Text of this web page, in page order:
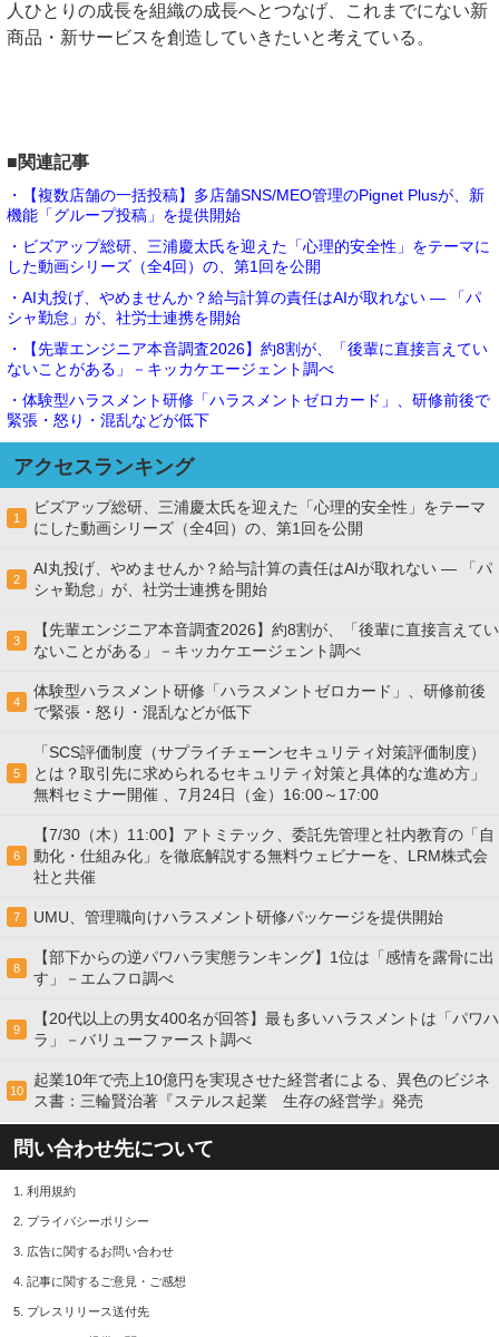
人ひとりの成長を組織の成長へとつなげ、これまでにない新
商品・新サービスを創造していきたいと考えている。
■関連記事
・【複数店舗の一括投稿】多店舗SNS/MEO管理のPignet Plusが、新
機能「グループ投稿」を提供開始
・ビズアップ総研、三浦慶太氏を迎えた「心理的安全性」をテーマに
した動画シリーズ（全4回）の、第1回を公開
・AI丸投げ、やめませんか？給与計算の責任はAIが取れない ― 「パ
シャ勤怠」が、社労士連携を開始
・【先輩エンジニア本音調査2026】約8割が、「後輩に直接言えてい
ないことがある」－キッカケエージェント調べ
・体験型ハラスメント研修「ハラスメントゼロカード」、研修前後で
緊張・怒り・混乱などが低下
アクセスランキング
1
ビズアップ総研、三浦慶太氏を迎えた「心理的安全性」をテーマ
にした動画シリーズ（全4回）の、第1回を公開
2
AI丸投げ、やめませんか？給与計算の責任はAIが取れない ― 「パ
シャ勤怠」が、社労士連携を開始
3
【先輩エンジニア本音調査2026】約8割が、「後輩に直接言えてい
ないことがある」－キッカケエージェント調べ
4
体験型ハラスメント研修「ハラスメントゼロカード」、研修前後
で緊張・怒り・混乱などが低下
5
「SCS評価制度（サプライチェーンセキュリティ対策評価制度）
とは？取引先に求められるセキュリティ対策と具体的な進め方」
無料セミナー開催 、7月24日（金）16:00～17:00
6
【7/30（木）11:00】アトミテック、委託先管理と社内教育の「自
動化・仕組み化」を徹底解説する無料ウェビナーを、LRM株式会
社と共催
7 UMU、管理職向けハラスメント研修パッケージを提供開始
8
【部下からの逆パワハラ実態ランキング】1位は「感情を露骨に出
す」－エムフロ調べ
9
【20代以上の男女400名が回答】最も多いハラスメントは「パワハ
ラ」－バリューファースト調べ
10
起業10年で売上10億円を実現させた経営者による、異色のビジネ
ス書：三輪賢治著『ステルス起業 生存の経営学』発売
問い合わせ先について
1. 利用規約
2. プライバシーポリシー
3. 広告に関するお問い合わせ
4. 記事に関するご意見・ご感想
5. プレスリリース送付先